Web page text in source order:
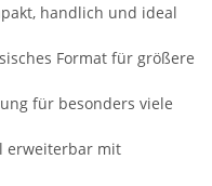
handlich und ideal
Format für größere
für besonders viele
erweiterbar mit